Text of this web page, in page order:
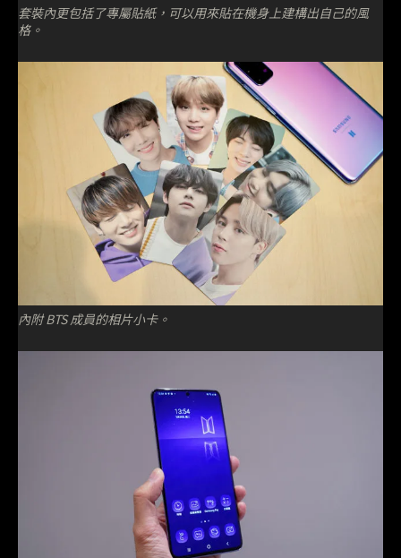
套裝內更包括了專屬貼紙，可以用來貼在機身上建構出自己的風
格。
內附 BTS 成員的相片小卡。